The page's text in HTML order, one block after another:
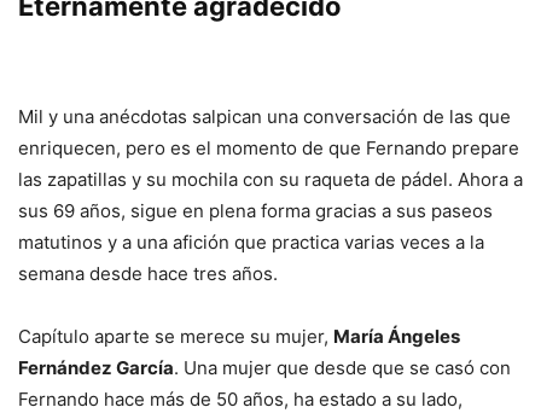
Eternamente agradecido
Mil y una anécdotas salpican una conversación de las que
enriquecen, pero es el momento de que Fernando prepare
las zapatillas y su mochila con su raqueta de pádel. Ahora a
sus 69 años, sigue en plena forma gracias a sus paseos
matutinos y a una afición que practica varias veces a la
semana desde hace tres años.
Capítulo aparte se merece su mujer, María Ángeles
Fernández García. Una mujer que desde que se casó con
Fernando hace más de 50 años, ha estado a su lado,